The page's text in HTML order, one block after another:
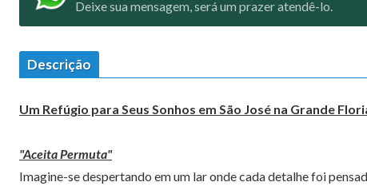
Deixe sua mensagem, será um prazer atendê-lo.
Descrição
Um Refúgio para Seus Sonhos em São José na Grande
"Aceita Permuta"
Imagine-se despertando em um lar onde cada detalhe foi